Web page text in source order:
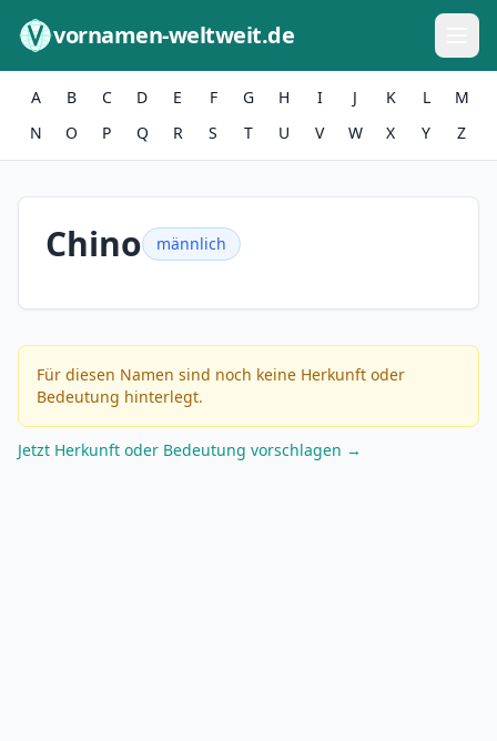
vornamen-weltweit.de
A B C D E F G H I J K L
M
N
O P Q R S T U V W X Y Z
Chino männlich
Für diesen Namen sind noch keine Herkunft oder
Bedeutung hinterlegt.
Jetzt Herkunft oder Bedeutung vorschlagen →